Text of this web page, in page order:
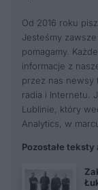
Od 2016 roku
Jesteśmy
pomagamy.
informacje z
przez nas newsy
radia i Internetu.
Lublinie, który
Analytics, w
Pozostałe teksty